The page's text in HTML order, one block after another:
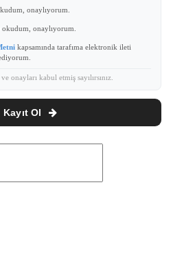
onaylıyorum.
okudum, onaylıyorum.
kapsamında tarafıma elektronik ileti
onayları kabul etmiş sayılırsınız.
Kayıt Ol